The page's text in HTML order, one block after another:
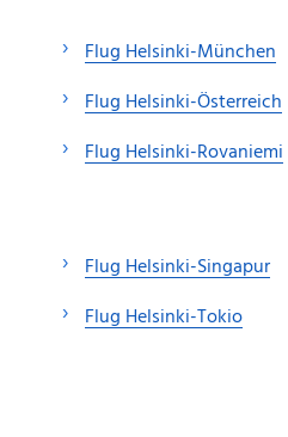
Flug Helsinki-München
Flug Helsinki-Österreich
Flug Helsinki-Rovaniemi
Flug Helsinki-Singapur
Flug Helsinki-Tokio